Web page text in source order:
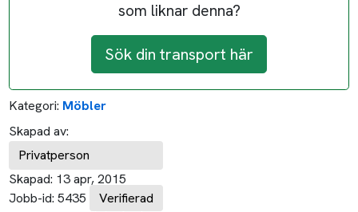
som liknar denna?
Sök din transport här
Kategori: Möbler
Skapad av:
Privatperson
Skapad: 13 apr, 2015
Jobb-id: 5435
Verifierad